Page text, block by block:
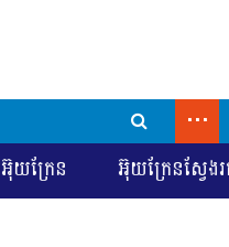
...
អ៊ុយក្រែនស្វែងរកការ